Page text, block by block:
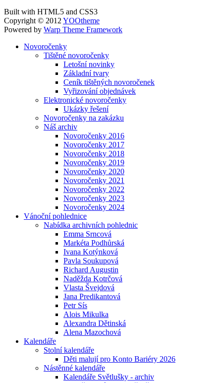
Built with HTML5 and CSS3
Copyright © 2012 YOOtheme
Powered by Warp Theme Framework
Novoročenky
Tištěné novoročenky
Letošní novinky
Základní tvary
Ceník tištěných novoročenek
Vyřizování objednávek
Elektronické novoročenky
Ukázky řešení
Novoročenky na zakázku
Náš archiv
Novoročenky 2016
Novoročenky 2017
Novoročenky 2018
Novoročenky 2019
Novoročenky 2020
Novoročenky 2021
Novoročenky 2022
Novoročenky 2023
Novoročenky 2024
Vánoční pohlednice
Nabídka archivních pohlednic
Emma Srncová
Markéta Podhůrská
Ivana Kotýnková
Pavla Soukupová
Richard Augustin
Naděžda Kotrčová
Vlasta Švejdová
Jana Predikantová
Petr Sís
Alois Mikulka
Alexandra Dětinská
Alena Mazochová
Kalendáře
Stolní kalendáře
Děti malují pro Konto Bariéry 2026
Nástěnné kalendáře
Kalendáře Světlušky - archiv